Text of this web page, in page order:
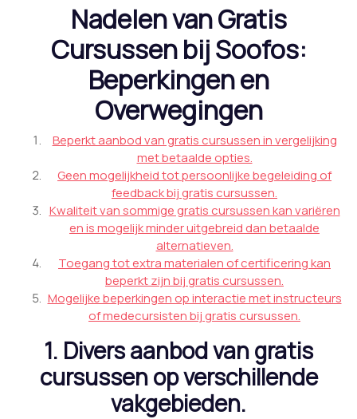
Nadelen van Gratis
Cursussen bij Soofos:
Beperkingen en
Overwegingen
Beperkt aanbod van gratis cursussen in vergelijking
met betaalde opties.
Geen mogelijkheid tot persoonlijke begeleiding of
feedback bij gratis cursussen.
Kwaliteit van sommige gratis cursussen kan variëren
en is mogelijk minder uitgebreid dan betaalde
alternatieven.
Toegang tot extra materialen of certificering kan
beperkt zijn bij gratis cursussen.
Mogelijke beperkingen op interactie met instructeurs
of medecursisten bij gratis cursussen.
1. Divers aanbod van gratis
cursussen op verschillende
vakgebieden.